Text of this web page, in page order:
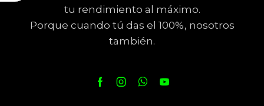
tu rendimiento al máximo.
Porque cuando tú das el 100%, nosotros
también.